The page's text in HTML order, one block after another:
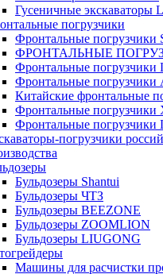
Гусеничные экскаваторы
погрузчики
Фронтальные погрузчики
ФРОНТАЛЬНЫЕ
Фронтальные погрузчики
Фронтальные погрузчики
Китайские фронтальные
Фронтальные погрузчики
Фронтальные погрузчики
погрузчики
Бульдозеры Shantui
Бульдозеры ЧТЗ
Бульдозеры BEEZONE
Бульдозеры ZOOMLION
Бульдозеры LIUGONG
Машины для расчистки